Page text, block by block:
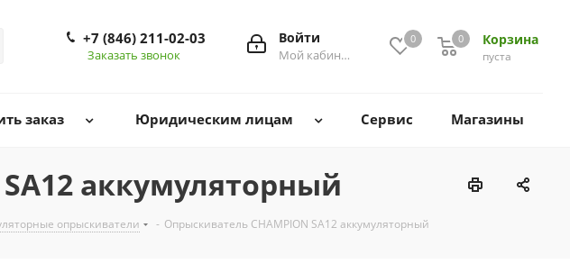
0 Корзина
0
пуста
0
Войти
Мой кабинет
+7 (846) 211-02-03
Заказать звонок
заказ Юридическим лицам Сервис Магазины
аккумуляторный
опрыскиватели - Опрыскиватель CHAMPION SA12 аккумуляторный